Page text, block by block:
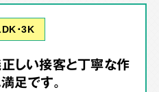
･3K
しい接客と丁寧な作
足です。